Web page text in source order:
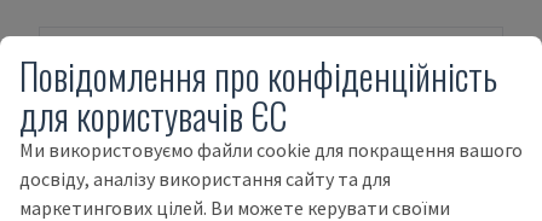
ОПЛАТА ЗАЗДАЛЕГІДЬ
Повідомлення про конфіденційність
для користувачів ЄС
Ми використовуємо файли cookie для покращення вашого
досвіду, аналізу використання сайту та для
маркетингових цілей. Ви можете керувати своїми